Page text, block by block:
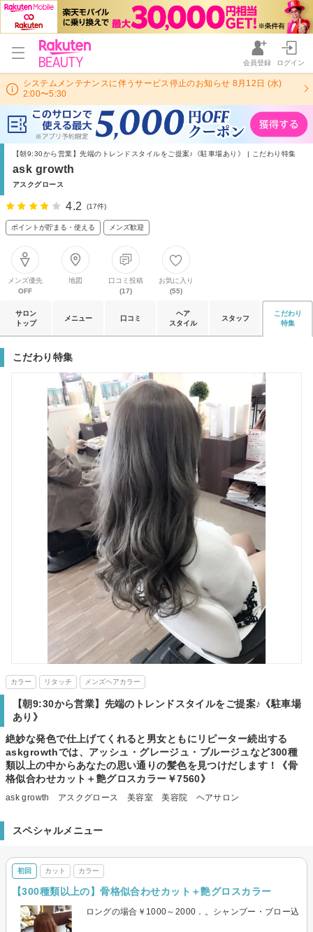
会員登録 ログイン
システムメンテナンスに伴うサービス停止のお知らせ 8月12日 (水)
2:00〜5:30
【朝9:30から営業】先端のトレンドスタイルをご提案♪《駐車場あり》 | こだわり特集
ask growth
アスクグロース
4.2 (17件)
ポイントが貯まる・使える メンズ歓迎
メンズ優先
OFF
地図
口コミ投稿
(17)
お気に入り
(55)
サロン
トップ
メニュー 口コミ
ヘア
スタイル
スタッフ
こだわり
特集
こだわり特集
カラー リタッチ メンズヘアカラー
【朝9:30から営業】先端のトレンドスタイルをご提案♪《駐車場
あり》
絶妙な発色で仕上げてくれると男女ともにリピーター続出する
askgrowthでは、アッシュ・グレージュ・ブルージュなど300種
類以上の中からあなたの思い通りの髪色を見つけだします！《骨
格似合わせカット＋艶グロスカラー￥7560》
ask growth アスクグロース 美容室 美容院 ヘアサロン
スペシャルメニュー
初回 カット カラー
【300種類以上の】骨格似合わせカット＋艶グロスカラー
ロングの場合￥1000～2000．。シャンプー・ブロー込